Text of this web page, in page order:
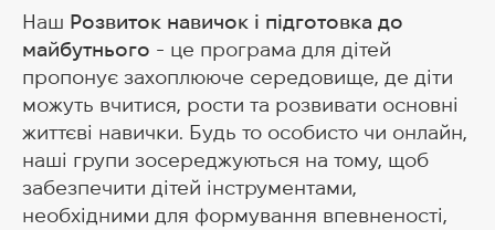
Наш Розвиток навичок і підготовка до
майбутнього - це програма для дітей
пропонує захоплююче середовище, де діти
можуть вчитися, рости та розвивати основні
життєві навички. Будь то особисто чи онлайн,
наші групи зосереджуються на тому, щоб
забезпечити дітей інструментами,
необхідними для формування впевненості,